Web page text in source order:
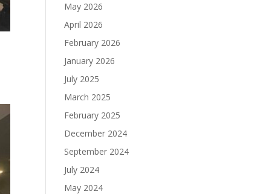
May 2026
April 2026
February 2026
January 2026
July 2025
March 2025
February 2025
December 2024
September 2024
July 2024
May 2024